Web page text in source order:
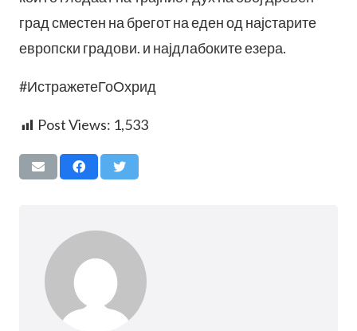
град сместен на брегот на еден од најстарите
европски градови. и најдлабоките езера.
#ИстражетеГоОхрид
Post Views: 1,533